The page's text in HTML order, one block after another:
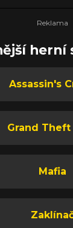
herní
Assassin's
Grand Theft
Mafia